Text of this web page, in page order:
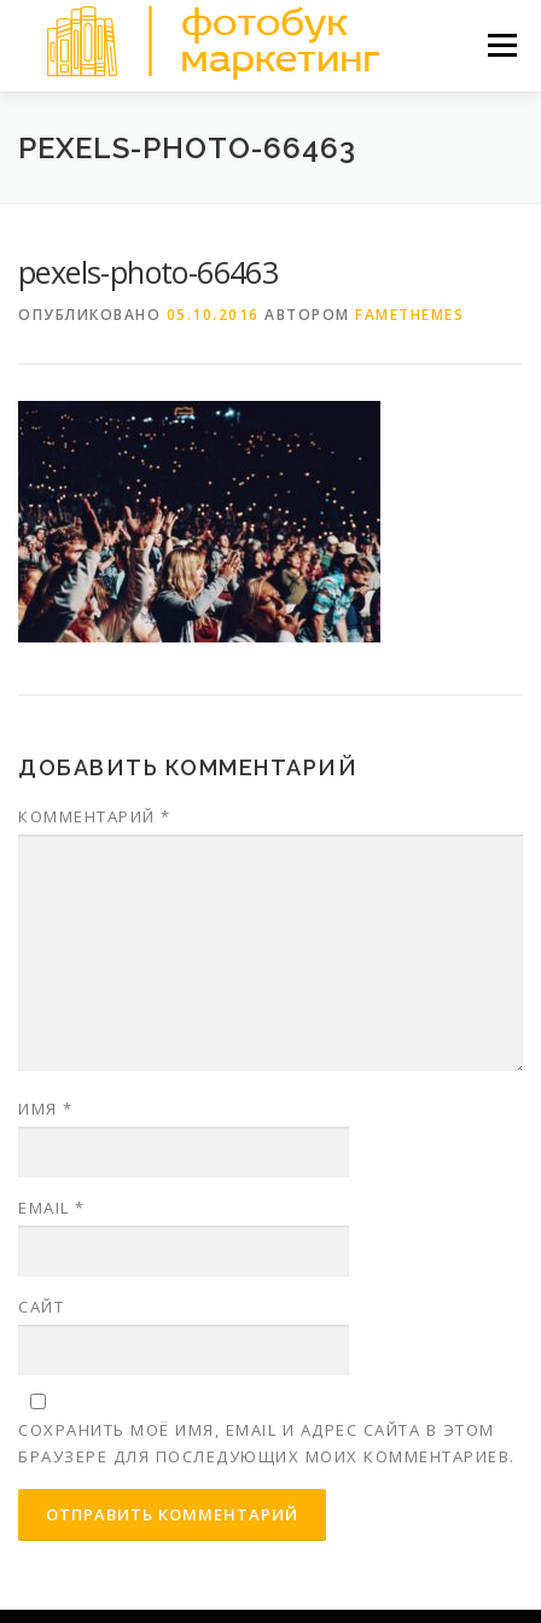
содержимому
Меню
ТИПЫ ПРОДУКЦИИ ПРЕИМУЩЕСТВА
PEXELS-PHOTO-66463
pexels-photo-66463
ОПУБЛИКОВАНО 05.10.2016 АВТОРОМ FAMETHEMES
ДОБАВИТЬ КОММЕНТАРИЙ
КОММЕНТАРИЙ *
ИМЯ *
EMAIL *
САЙТ
СОХРАНИТЬ МОЁ ИМЯ, EMAIL И АДРЕС САЙТА В ЭТОМ
БРАУЗЕРЕ ДЛЯ ПОСЛЕДУЮЩИХ МОИХ КОММЕНТАРИЕВ.